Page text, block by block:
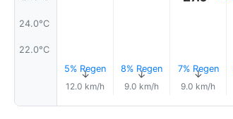
24.0°C
22.0°C
5% Regen
↑
12.0 km/h
8% Regen
↑
9.0 km/h
7% Regen
↑
9.0 km/h